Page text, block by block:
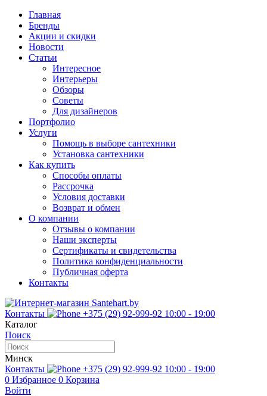
Главная
Бренды
Акции и скидки
Новости
Статьи
Интересное
Интерьеры
Обзоры
Советы
Для дизайнеров
Портфолио
Услуги
Помощь в выборе сантехники
Установка сантехники
Как купить
Способы оплаты
Рассрочка
Условия доставки
Возврат и обмен
О компании
Отзывы о компании
Наши эксперты
Сертификаты и свидетельства
Политика конфиденциальности
Публичная оферта
Контакты
Контакты +375 (29) 92-999-92 10:00 - 19:00
Каталог
Поиск
Минск
Контакты
+375 (29) 92-999-92 10:00 - 19:00
0 Избранное 0 Корзина
Войти